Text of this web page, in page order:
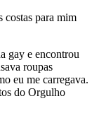
costas para mim
gay e encontrou
roupas
eu me carregava.
do Orgulho